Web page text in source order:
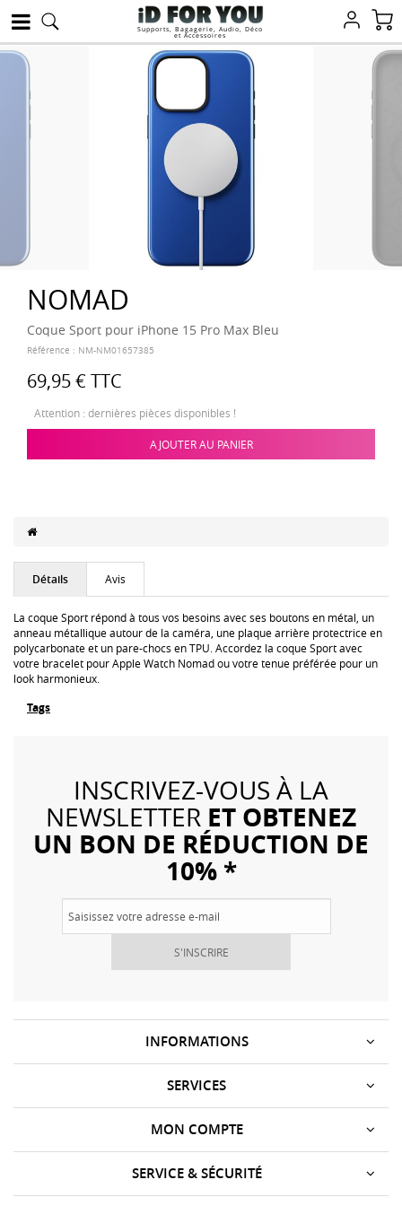
Supports, Bagagerie, Audio, Déco
et Accessoires
NOMAD
Coque Sport pour iPhone 15 Pro Max Bleu
Référence : NM-NM01657385
69,95 € TTC
Attention : dernières pièces disponibles !
AJOUTER AU PANIER
Détails Avis
La coque Sport répond à tous vos besoins avec ses boutons en métal, un
anneau métallique autour de la caméra, une plaque arrière protectrice en
polycarbonate et un pare-chocs en TPU. Accordez la coque Sport avec
votre bracelet pour Apple Watch Nomad ou votre tenue préférée pour un
look harmonieux.
Tags
INSCRIVEZ-VOUS À LA
NEWSLETTER ET OBTENEZ
UN BON DE RÉDUCTION DE
10% *
S'INSCRIRE
INFORMATIONS
SERVICES
SERVICE & SÉCURITÉ
MON COMPTE